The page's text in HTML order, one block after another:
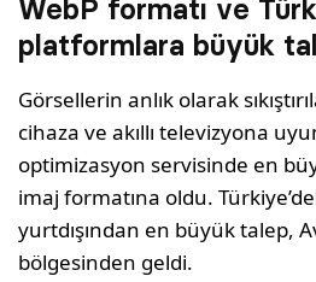
WebP formatı ve
platformlara büyük
Görsellerin anlık olarak
cihaza ve akıllı televizyona
optimizasyon servisinde en
imaj formatına oldu.
yurtdışından en büyük talep,
bölgesinden geldi.